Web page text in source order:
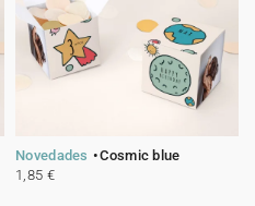
Novedades
Cosmic blue
1,85 €